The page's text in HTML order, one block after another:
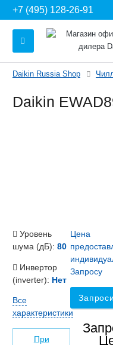
+7 (495) 128-26-91
Daikin Russia Shop
Daikin
Цена
Запросу
Уровень
шума (дБ): 80
Инвертор
(inverter): Нет
Все
характеристики
При